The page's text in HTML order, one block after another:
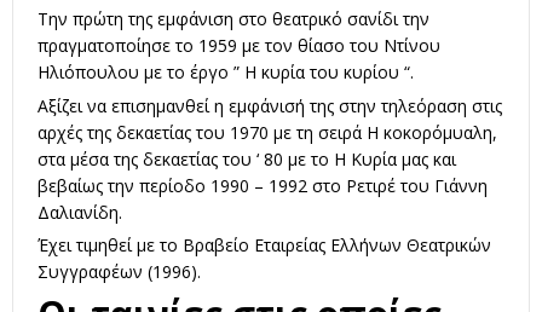
Την πρώτη της εμφάνιση στο θεατρικό σανίδι την
πραγματοποίησε το 1959 με τον θίασο του Ντίνου
Ηλιόπουλου με το έργο ” Η κυρία του κυρίου “.
Αξίζει να επισημανθεί η εμφάνισή της στην τηλεόραση στις
αρχές της δεκαετίας του 1970 με τη σειρά Η κοκορόμυαλη,
στα μέσα της δεκαετίας του ‘ 80 με το Η Κυρία μας και
βεβαίως την περίοδο 1990 – 1992 στο Ρετιρέ του Γιάννη
Δαλιανίδη.
Έχει τιμηθεί με το Βραβείο Εταιρείας Ελλήνων Θεατρικών
Συγγραφέων (1996).